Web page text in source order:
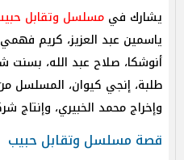
يشارك في مسلسل وتقابل
ياسمين عبد العزيز، كريم
أنوشكا، صلاح عبد الله، بسنت
طلبة، إنجي كيوان، المسلسل
وإخراج محمد الخبيري، وإنتاج
قصة مسلسل وتقابل حبيب